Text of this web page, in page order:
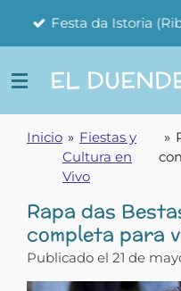
principal
Festa da Istoria
EL
Inicio » Fiestas y
Cultura en
Vivo
»
Rapa das
completa para
Publicado el 21 de